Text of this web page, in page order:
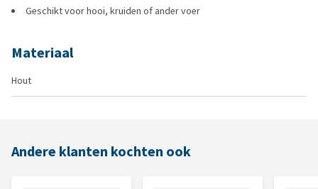
Geschikt voor hooi, kruiden of ander voer
Materiaal
Hout
Andere klanten kochten ook